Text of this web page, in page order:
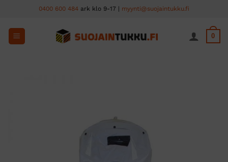
content
0400 600 484 ark klo 9-17 | myynti@suojaintukku.fi
0